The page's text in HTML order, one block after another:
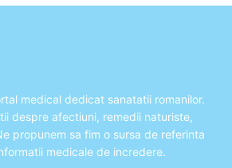
medical dedicat sanatatii romanilor.
despre afectiuni, remedii naturiste,
propunem sa fim o sursa de referinta
medicale de incredere.